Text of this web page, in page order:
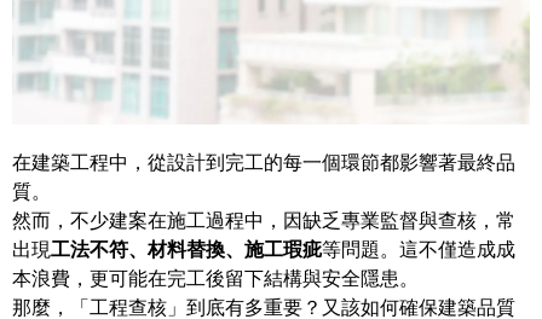
在建築工程中，從設計到完工的每一個環節都影響著最終品
質。
然而，不少建案在施工過程中，因缺乏專業監督與查核，常
出現工法不符、材料替換、施工瑕疵等問題。這不僅造成成
本浪費，更可能在完工後留下結構與安全隱患。
那麼，「工程查核」到底有多重要？又該如何確保建築品質